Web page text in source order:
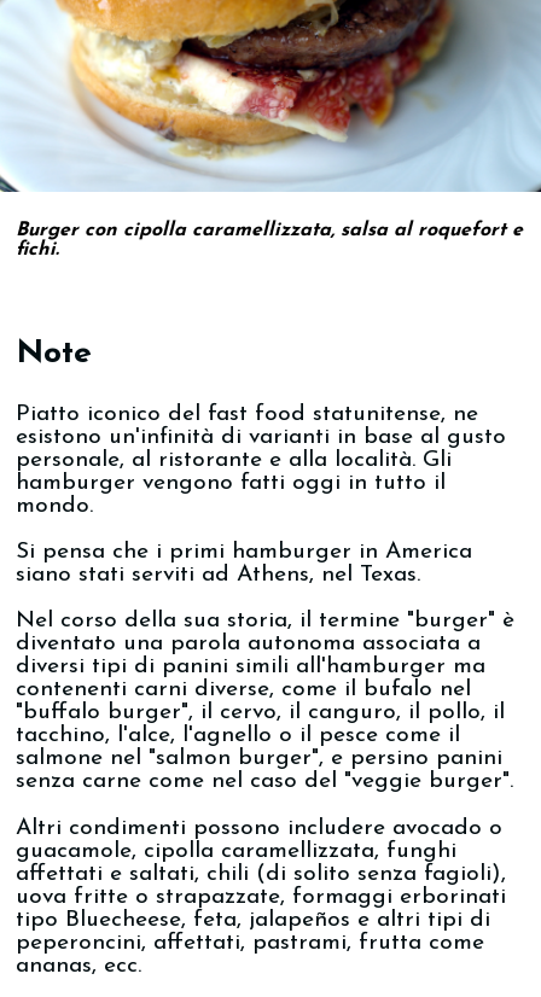
Burger con cipolla caramellizzata, salsa al roquefort e
fichi.
Note
Piatto iconico del fast food statunitense, ne
esistono un'infinità di varianti in base al gusto
personale, al ristorante e alla località. Gli
hamburger vengono fatti oggi in tutto il
mondo.
Si pensa che i primi hamburger in America
siano stati serviti ad Athens, nel Texas.
Nel corso della sua storia, il termine "burger" è
diventato una parola autonoma associata a
diversi tipi di panini simili all'hamburger ma
contenenti carni diverse, come il bufalo nel
"buffalo burger", il cervo, il canguro, il pollo, il
tacchino, l'alce, l'agnello o il pesce come il
salmone nel "salmon burger", e persino panini
senza carne come nel caso del "veggie burger".
Altri condimenti possono includere avocado o
guacamole, cipolla caramellizzata, funghi
affettati e saltati, chili (di solito senza fagioli),
uova fritte o strapazzate, formaggi erborinati
tipo Bluecheese, feta, jalapeños e altri tipi di
peperoncini, affettati, pastrami, frutta come
ananas, ecc.